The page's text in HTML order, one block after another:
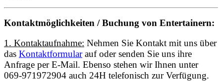
Kontaktmöglichkeiten / Buchung von Entertainern:
1. Kontaktaufnahme: Nehmen Sie Kontakt mit uns über
das Kontaktformularauf oder senden Sie uns ihre
Anfrage per E-Mail. Ebenso stehen wir Ihnen unter
069-971972904 auch 24H telefonisch zur Verfügung.